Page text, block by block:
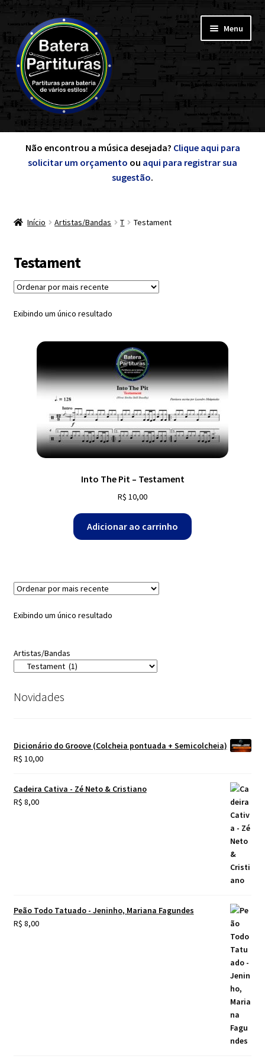
Pular
para
navegação
Pular
para
o
conteúdo
Menu
Cursos
Exercícios
Grátis
Contato
Mapa do site
Não encontrou a música desejada? Clique aqui para
solicitar um orçamento ou aqui para registrar sua
sugestão.
Início Artistas/Bandas T Testament
Testament
Exibindo um único resultado
Into The Pit – Testament
R$ 10,00
Adicionar ao carrinho
Exibindo um único resultado
Artistas/Bandas
Novidades
Dicionário do Groove (Colcheia pontuada + Semicolcheia)
R$ 10,00
Cadeira Cativa - Zé Neto & Cristiano
R$ 8,00
Peão Todo Tatuado - Jeninho, Mariana Fagundes
R$ 8,00